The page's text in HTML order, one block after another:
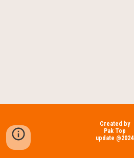
Created by
Pak Top
update @2024